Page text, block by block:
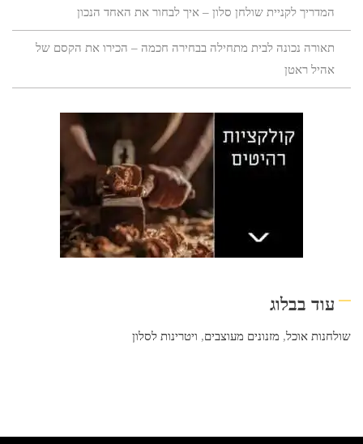
המדריך לקניית שולחן סלון – איך לבחור את האחד הנכון
תאורה נכונה לבית מתחילה בבחירה חכמה – הכירו את הקסם של
אהיל ראטן
עוד בבלוג
שולחנות אוכל, מזנונים מעוצבים, ויטרינות לסלון